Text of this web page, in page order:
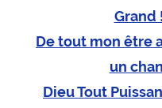
Grand !
De tout mon être
un
Dieu Tout